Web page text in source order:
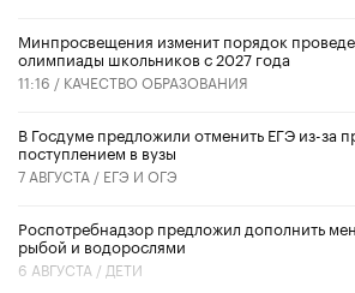
Минпросвещения изменит порядок
олимпиады школьников с 2027 года
11:16 / КАЧЕСТВО ОБРАЗОВАНИЯ
В Госдуме предложили отменить ЕГЭ из-за
поступлением в вузы
7 АВГУСТА / ЕГЭ И ОГЭ
Роспотребнадзор предложил дополнить
рыбой и водорослями
6 АВГУСТА / ДЕТИ